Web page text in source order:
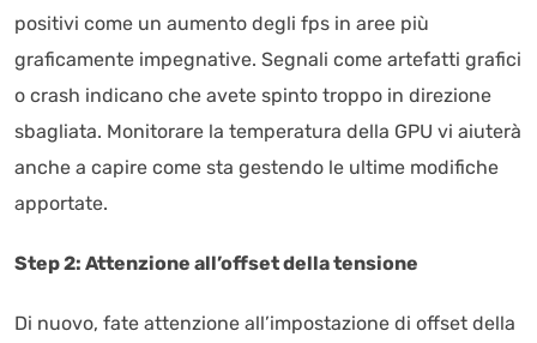
positivi come un aumento degli fps in aree più
graficamente impegnative. Segnali come artefatti grafici
o crash indicano che avete spinto troppo in direzione
sbagliata. Monitorare la temperatura della GPU vi aiuterà
anche a capire come sta gestendo le ultime modifiche
apportate.
Step 2: Attenzione all’offset della tensione
Di nuovo, fate attenzione all’impostazione di offset della